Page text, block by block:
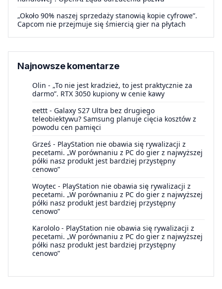
„Około 90% naszej sprzedaży stanowią kopie cyfrowe”.
Capcom nie przejmuje się śmiercią gier na płytach
Najnowsze komentarze
Olin - „To nie jest kradzież, to jest praktycznie za
darmo”. RTX 3050 kupiony w cenie kawy
eettt - Galaxy S27 Ultra bez drugiego
teleobiektywu? Samsung planuje cięcia kosztów z
powodu cen pamięci
Grześ - PlayStation nie obawia się rywalizacji z
pecetami. „W porównaniu z PC do gier z najwyższej
półki nasz produkt jest bardziej przystępny
cenowo”
Woytec - PlayStation nie obawia się rywalizacji z
pecetami. „W porównaniu z PC do gier z najwyższej
półki nasz produkt jest bardziej przystępny
cenowo”
Karololo - PlayStation nie obawia się rywalizacji z
pecetami. „W porównaniu z PC do gier z najwyższej
półki nasz produkt jest bardziej przystępny
cenowo”